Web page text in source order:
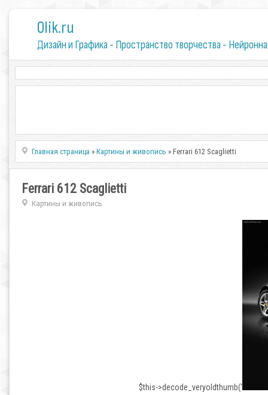
0lik.ru
Дизайн и Графика - Пространство творчества -
Главная страница »Картины и живопись » Ferrari 612 Scaglietti
Ferrari 612 Scaglietti
Картины и живопись
$this->decode_veryoldthumb('